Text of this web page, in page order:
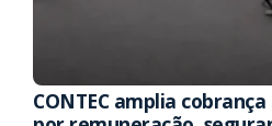
CONTEC amplia